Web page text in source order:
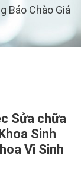
Báo Chào Giá
Sửa chữa
Sinh
Vi Sinh